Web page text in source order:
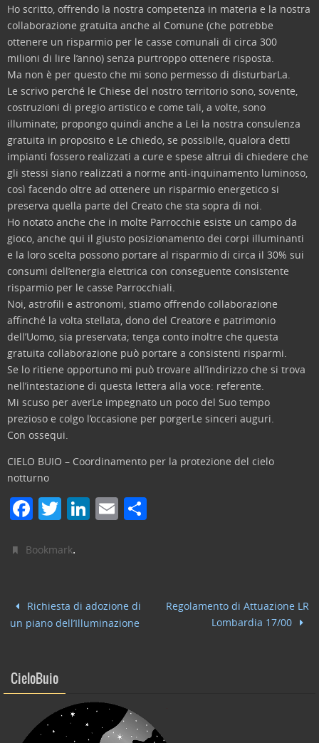
Ho scritto, offrendo la nostra competenza in materia e la nostra
collaborazione gratuita anche al Comune (che potrebbe
ottenere un risparmio per le casse comunali di circa 300
milioni di lire l’anno) senza purtroppo ottenere risposta.
Ma non è per questo che mi sono permesso di disturbarLa.
Le scrivo perché le Chiese del nostro territorio sono, sovente,
costruzioni di pregio artistico e come tali, a volte, sono
illuminate; propongo quindi anche a Lei la nostra consulenza
gratuita in proposito e Le chiedo, se possibile, qualora detti
impianti fossero realizzati a cure e spese altrui di chiedere che
gli stessi siano realizzati a norme anti-inquinamento luminoso,
così facendo oltre ad ottenere un risparmio energetico si
preserva quella parte del Creato che sta sopra di noi.
Ho notato anche che in molte Parrocchie esiste un campo da
gioco, anche qui il giusto posizionamento dei corpi illuminanti
e la loro scelta possono portare al risparmio di circa il 30% sui
consumi dell’energia elettrica con conseguente consistente
risparmio per le casse Parrocchiali.
Noi, astrofili e astronomi, stiamo offrendo collaborazione
affinché la volta stellata, dono del Creatore e patrimonio
dell’Uomo, sia preservata; tenga conto inoltre che questa
gratuita collaborazione può portare a consistenti risparmi.
Se lo ritiene opportuno mi può trovare all’indirizzo che si trova
nell’intestazione di questa lettera alla voce: referente.
Mi scuso per averLe impegnato un poco del Suo tempo
prezioso e colgo l’occasione per porgerLe sinceri auguri.
Con ossequi.
CIELO BUIO – Coordinamento per la protezione del cielo
notturno
F
c
b
o
k
T
itt
Li
dI
n
E
Bookmark.
Richiesta di adozione di
un piano dell’Illuminazione
Regolamento di Attuazione LR
Lombardia 17/00
CieloBuio